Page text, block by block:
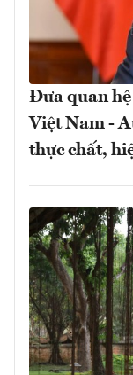
Đưa quan
Việt Nam -
thực chất,